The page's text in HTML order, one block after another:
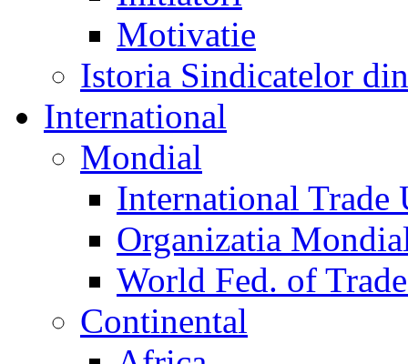
Motivatie
Istoria Sindicatelor
International
Mondial
International Trade
Organizatia
World Fed. of
Continental